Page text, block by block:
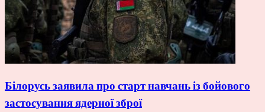
Білорусь заявила про старт навчань із бойового
застосування ядерної зброї